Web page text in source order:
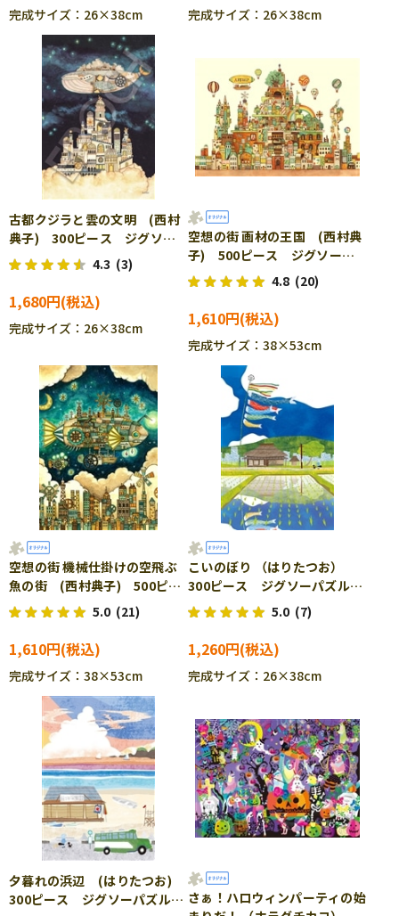
完成サイズ：26×38cm 完成サイズ：26×38cm
古都クジラと雲の文明 (西村
典子) 300ピース ジグソー
パズル EPO-28-824s
4.3 (3)
1,680円
完成サイズ：26×38cm
空想の街 画材の王国 (西村典
子) 500ピース ジグソーパ
ズル EPO-71-990s
4.8 (20)
1,610円
完成サイズ：38×53cm
空想の街 機械仕掛けの空飛ぶ
魚の街 (西村典子) 500ピー
ス ジグソーパズル EPO-71-
991s
5.0 (21)
1,610円
完成サイズ：38×53cm
こいのぼり （はりたつお）
300ピース ジグソーパズル
EPO-79-064s 5.0 (7)
1,260円
完成サイズ：26×38cm
夕暮れの浜辺 (はりたつお)
300ピース ジグソーパズル さぁ！ハロウィンパーティの始